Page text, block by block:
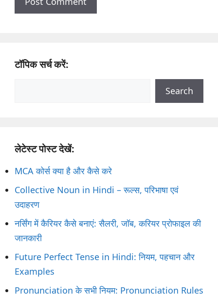
टॉपिक सर्च करें:
Search
लेटेस्ट पोस्ट देखें:
MCA कोर्स क्या है और कैसे करे
Collective Noun in Hindi – रूल्स, परिभाषा एवं
उदाहरण
नर्सिंग में कैरियर कैसे बनाएं: सैलरी, जॉब, करियर प्रोफाइल की
जानकारी
Future Perfect Tense in Hindi: नियम, पहचान और
Examples
Pronunciation के सभी नियम: Pronunciation Rules